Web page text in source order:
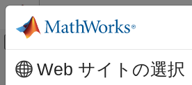
コンテンツへスキップ
オフキャンバス ナ
ドキュメンテーションのホーム
メインコンテンツ
Web サイトの選択